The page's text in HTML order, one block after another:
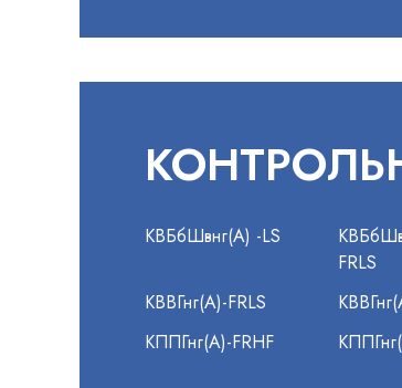
КВБбШвнг(А) -LS
FRLS
КВВГнг(А)-FRLS
КППГнг(А)-FRHF